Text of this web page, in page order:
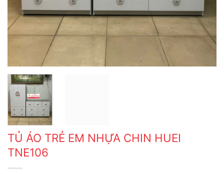
TỦ ÁO TRẺ EM NHỰA CHIN HUEI
TNE106